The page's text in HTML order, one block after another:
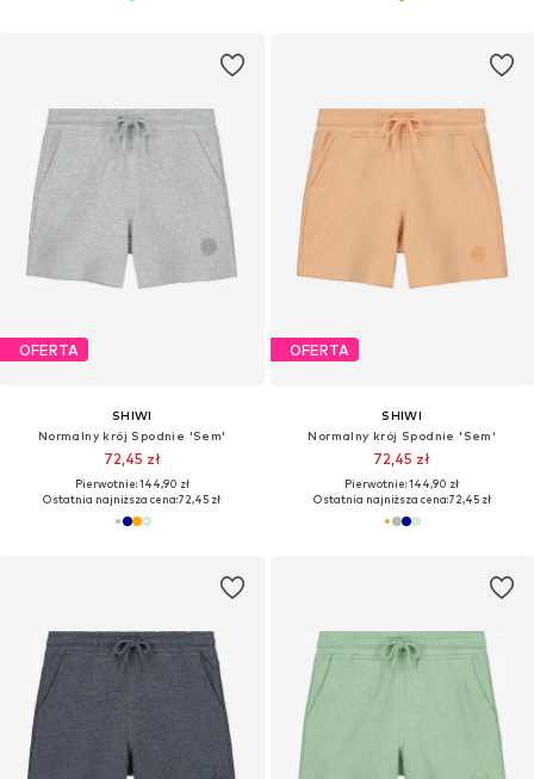
OFERTA
SHIWI
Normalny krój Spodnie 'Sem'
72,45 zł
Pierwotnie: 144,90 zł
Ostatnia najniższa cena:72,45 zł
OFERTA
SHIWI
Normalny krój Spodnie 'Sem'
72,45 zł
Pierwotnie: 144,90 zł
Ostatnia najniższa cena:72,45 zł